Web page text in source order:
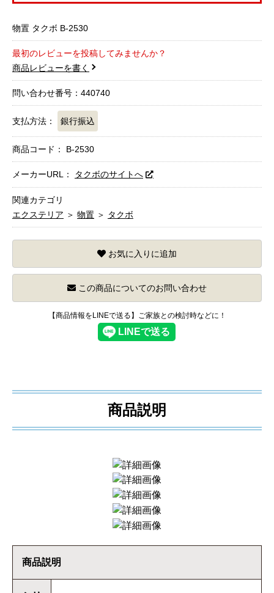
物置 タクボ B-2530
最初のレビューを投稿してみませんか？
商品レビューを書く
問い合わせ番号：440740
支払方法： 銀行振込
商品コード： B-2530
メーカーURL： タクボのサイトへ
関連カテゴリ
エクステリア ＞ 物置 ＞ タクボ
お気に入りに追加
この商品についてのお問い合わせ
【商品情報をLINEで送る】ご家族との検討時などに！
商品説明
商品説明